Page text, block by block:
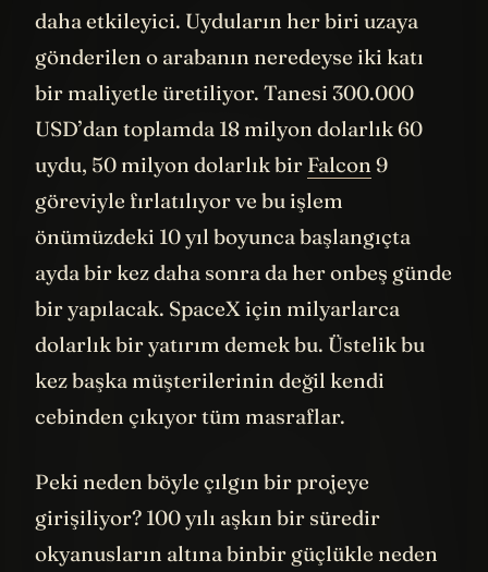
olarak bilinmeyen bu proje her bakımdan
daha etkileyici. Uyduların her biri uzaya
gönderilen o arabanın neredeyse iki katı
bir maliyetle üretiliyor. Tanesi 300.000
USD’dan toplamda 18 milyon dolarlık 60
uydu, 50 milyon dolarlık birFalcon
göreviyle fırlatılıyor ve bu işlem
önümüzdeki 10 yıl boyunca başlangıçta
ayda bir kez daha sonra da her onbeş günde
bir yapılacak. SpaceX için milyarlarca
dolarlık bir yatırım demek bu. Üstelik bu
kez başka müşterilerinin değil kendi
Peki neden böyle çılgın bir projeye
girişiliyor? 100 yılı aşkın bir süredir